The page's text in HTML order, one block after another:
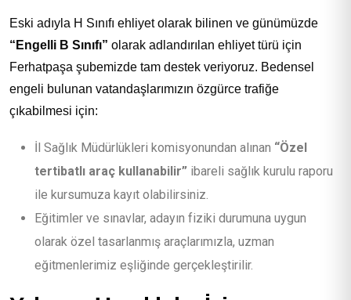
Eski adıyla H Sınıfı ehliyet olarak bilinen ve günümüzde
“Engelli B Sınıfı” olarak adlandırılan ehliyet türü için
Ferhatpaşa şubemizde tam destek veriyoruz. Bedensel
engeli bulunan vatandaşlarımızın özgürce trafiğe
çıkabilmesi için:
İl Sağlık Müdürlükleri komisyonundan alınan “Özel
tertibatlı araç kullanabilir” ibareli sağlık kurulu raporu
ile kursumuza kayıt olabilirsiniz.
Eğitimler ve sınavlar, adayın fiziki durumuna uygun
olarak özel tasarlanmış araçlarımızla, uzman
eğitmenlerimiz eşliğinde gerçekleştirilir.